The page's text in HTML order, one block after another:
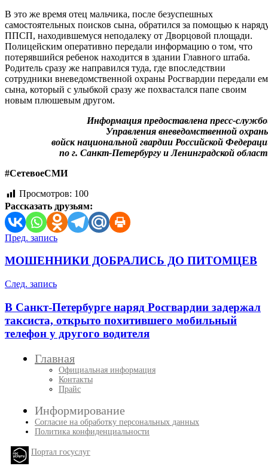
В это же время отец мальчика, после безуспешных
самостоятельных поисков сына, обратился за помощью к
ППСП, находившемуся неподалеку от Дворцовой площади.
Полицейским оперативно передали информацию о том, что
потерявшийся ребенок находится в здании Главного штаба.
Родитель сразу же направился туда, где впоследствии
сотрудники вневедомственной охраны Росгвардии передали
сына, который с улыбкой сразу же похвастался папе своим
новым плюшевым другом.
Информация предоставлена пресс-
Управления вневедомственной
войск национальной гвардии Российской
по г. Санкт-Петербургу и Ленинградской
#СетевоеСМИ
Просмотров: 100
Рассказать друзьям:
Навигация
по
Пред. запись
МОШЕННИКИ ДОБРАЛИСЬ ДО ПИТОМЦЕВ
След. запись
В Санкт-Петербурге наряд Росгвардии задержал
таксиста, открыто похитившего мобильный
телефон у другого водителя
Главная
Официальная информация
Контакты
Прайс
Информирование
Согласие на обработку персональных данных
Политика конфиденциальности
Портал госуслуг